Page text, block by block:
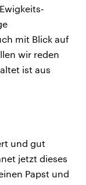
mit Blick auf
wir reden
ist aus
und gut
jetzt dieses
Papst und